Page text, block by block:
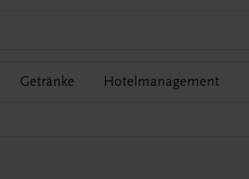
Getränke Hotelmanagement